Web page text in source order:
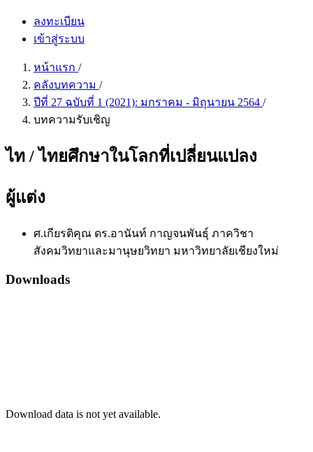
ลงทะเบียน
เข้าสู่ระบบ
หน้าแรก /
คลังบทความ /
ปีที่ 27 ฉบับที่ 1 (2021): มกราคม - มิถุนายน 2564 /
บทความรับเชิญ
ไท / ไทยศึกษาในโลกที่เปลี่ยนแปลง
ผู้แต่ง
ศ.เกียรติคุณ ดร.อานันท์ กาญจนพันธุ์ ภาควิชา
สังคมวิทยาและมานุษยวิทยา มหาวิทยาลัยเชียงใหม่
Downloads
Download data is not yet available.